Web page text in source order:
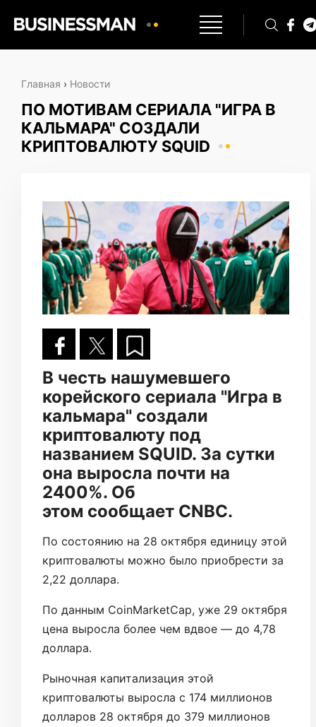
Главная › Новости
ПО МОТИВАМ СЕРИАЛА "ИГРА В
КАЛЬМАРА" СОЗДАЛИ
КРИПТОВАЛЮТУ SQUID
В честь нашумевшего
корейского сериала "Игра в
кальмара" создали
криптовалюту под
названием SQUID. За сутки
она выросла почти на
2400%. Об
этом сообщает CNBC.
По состоянию на 28 октября единицу этой
криптовалюты можно было приобрести за
2,22 доллара.
По данным CoinMarketCap, уже 29 октября
цена выросла более чем вдвое — до 4,78
доллара.
Рыночная капитализация этой
криптовалюты выросла с 174 миллионов
долларов 28 октября до 379 миллионов